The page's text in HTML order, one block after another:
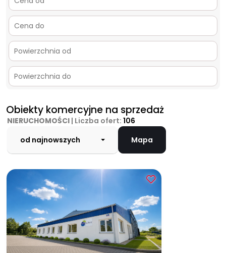
Obiekty komercyjne na sprzedaż
NIERUCHOMOŚCI | Liczba ofert:106
od najnowszych
Mapa